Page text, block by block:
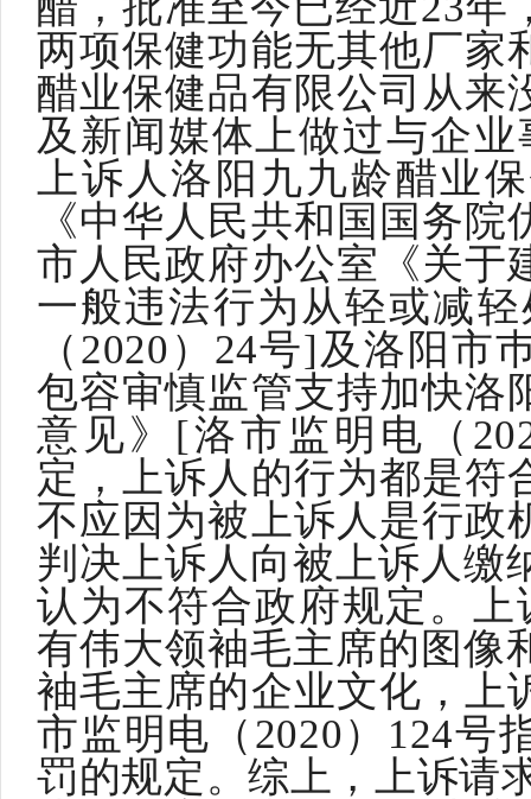
两项保健功能无其他厂家
醋业保健品有限公司从来
及新闻媒体上做过与企
上诉人洛阳九九龄醋业
《中华人民共和国国务
市人民政府办公室《关于
一般违法行为从轻或减
（2020）24号]及洛阳市
包容审慎监管支持加快洛
意见》[洛市监明电（
定，上诉人的行为都是符
不应因为被上诉人是行政
判决上诉人向被上诉人缴
认为不符合政府规定。
有伟大领袖毛主席的图像
袖毛主席的企业文化，上
市监明电（2020）124号
罚的规定。综上，上诉请